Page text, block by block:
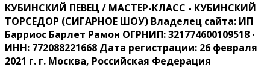
КУБИНСКИЙ ПЕВЕЦ / МАСТЕР-КЛАСС - КУБИНСКИЙ
ТОРСЕДОР (СИГАРНОЕ ШОУ) Владелец сайта: ИП
Барриос Барлет Рамон ОГРНИП: 321774600109518 ·
ИНН: 772088221668 Дата регистрации: 26 февраля
2021 г. г. Москва, Российская Федерация